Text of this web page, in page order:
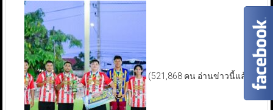
(521,868 คน อ่านข่าวนี้แล้ว)